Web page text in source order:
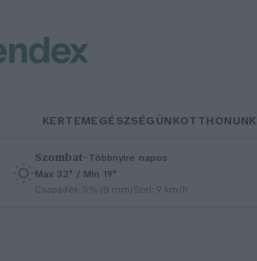
KERTEMEGÉSZSÉGÜNKOTTHONUNK
Szombat–Többnyire napos
Max 32° / Min 19°
Csapadék: 5% (0 mm)Szél: 9 km/h